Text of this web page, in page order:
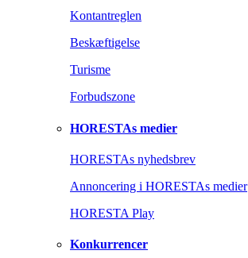
Kontantreglen
Beskæftigelse
Turisme
Forbudszone
HORESTAs medier
HORESTAs nyhedsbrev
Annoncering i HORESTAs medier
HORESTA Play
Konkurrencer